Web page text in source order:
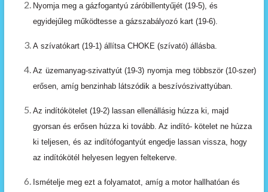
Nyomja meg a gázfogantyú záróbillentyűjét (19-5), és
egyidejűleg működtesse a gázszabályozó kart (19-6).
A szívatókart (19-1) állítsa CHOKE (szívató) állásba.
Az üzemanyag-szivattyút (19-3) nyomja meg többször (10-szer)
erősen, amíg benzinhab látszódik a beszívószivattyúban.
Az indítókötelet (19-2) lassan ellenállásig húzza ki, majd
gyorsan és erősen húzza ki tovább. Az indító- kötelet ne húzza
ki teljesen, és az indítófogantyút engedje lassan vissza,
hogy
az indítókötél helyesen legyen feltekerve.
Ismételje meg ezt a folyamatot, amíg a motor hallhatóan és